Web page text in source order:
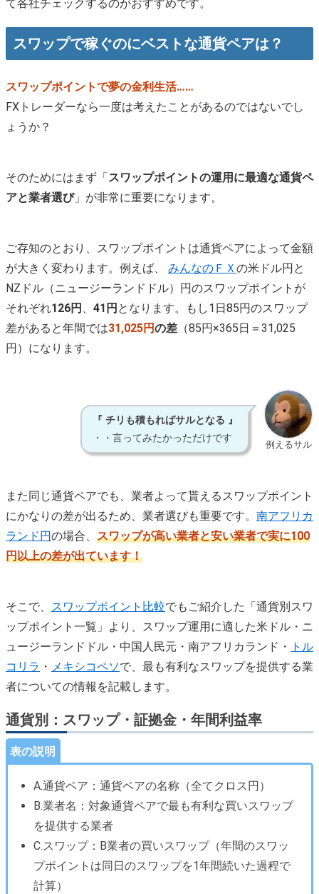
て各社チェックするのがおすすめです。
スワップで稼ぐのにベストな通貨ペアは？
スワップポイントで夢の金利生活……
FXトレーダーなら一度は考えたことがあるのではないでし
ょうか？
そのためにはまず「スワップポイントの運用に最適な通貨ペ
アと業者選び」が非常に重要になります。
ご存知のとおり、スワップポイントは通貨ペアによって金額
が大きく変わります。例えば、 みんなのＦＸ の米ドル円と
NZドル（ニュージーランドドル）円のスワップポイントが
それぞれ126円 、 41円 となります。もし1日85円のスワップ
差があると年間では31,025円の差 （85円×365日＝31,025
円）になります。
例えるサル
『 チリも積もればサルとなる 』
・・言ってみたかっただけです
また同じ通貨ペアでも、業者よって貰えるスワップポイント
にかなりの差が出るため、業者選びも重要です。 南アフリカ
ランド円の場合、 スワップが高い業者と安い業者で実に100
円以上の差が出ています！
そこで、 スワップポイント比較でもご紹介した「通貨別スワ
ップポイント一覧」より、スワップ運用に適した米ドル・ニ
ュージーランドドル・中国人民元・南アフリカランド・ トル
コリラ ・ メキシコペソで、最も有利なスワップを提供する業
者についての情報を記載します。
通貨別：スワップ・証拠金・年間利益率
表の説明
A.通貨ペア：通貨ペアの名称（全てクロス円）
B.業者名：対象通貨ペアで最も有利な買いスワップ
を提供する業者
C.スワップ：B業者の買いスワップ（年間のスワッ
プポイントは同日のスワップを1年間続いた過程で
計算）